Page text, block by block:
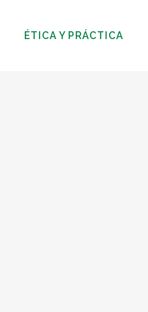
ÉTICA Y PRÁCTICA